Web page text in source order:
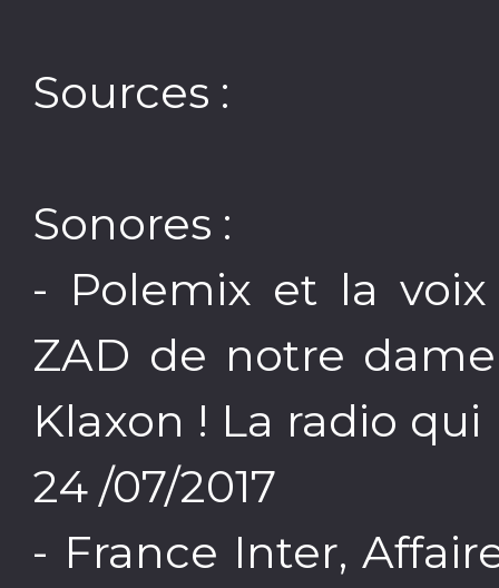
Sources :
Sonores :
- Polemix et la
ZAD de notre
Klaxon ! La radio
24 /07/2017
- France Inter,